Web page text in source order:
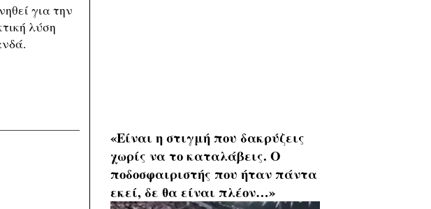
για την
λύση
«Είναι η στιγμή που δακρύζεις
χωρίς να το καταλάβεις. Ο
ποδοσφαιριστής που ήταν πάντα
εκεί, δε θα είναι πλέον…»